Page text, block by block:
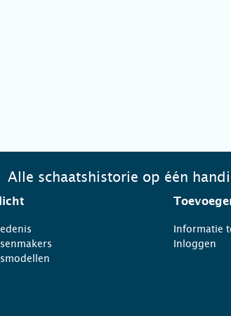
Alle schaatshistorie op één
Informatie
Inloggen